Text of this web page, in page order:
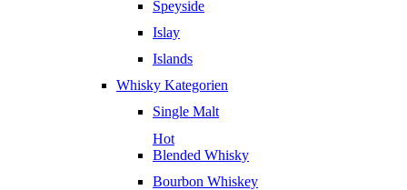
Speyside
Islay
Islands
Whisky Kategorien
Single Malt
Hot
Blended Whisky
Bourbon Whiskey